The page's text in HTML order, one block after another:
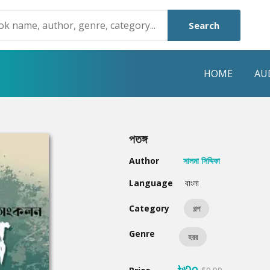
Search
HOME
Humayun Ahmed
Mouri Morium
Hot & New
পতঙ্গ
Author
সালমা সিদ্দিকা
Language
বাংলা
Category গল্প
Genre হরর